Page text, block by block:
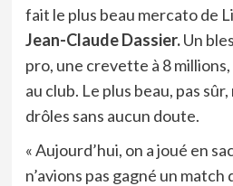
fait le plus beau mercato de
Jean-Claude Dassier.Un
pro, une crevette à 8
au club. Le plus beau, pas
drôles sans aucun doute.
« Aujourd’hui, on a joué en
n’avions pas gagné un